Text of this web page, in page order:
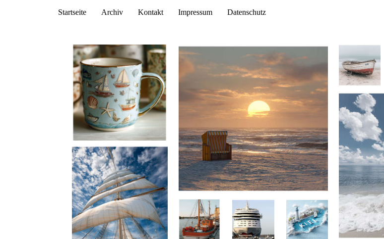
Startseite Archiv Kontakt Impressum Datenschutz